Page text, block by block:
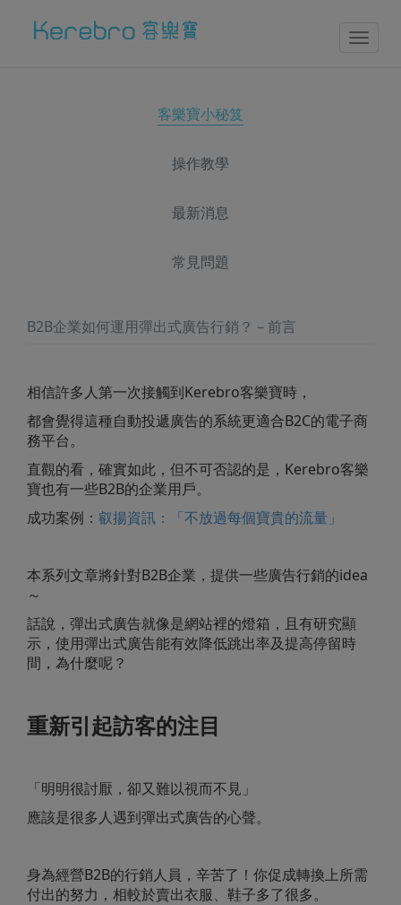
客樂寶小秘笈
操作教學
最新消息
常見問題
B2B企業如何運用彈出式廣告行銷？－前言
相信許多人第一次接觸到Kerebro客樂寶時，
都會覺得這種自動投遞廣告的系統更適合B2C的電子商
務平台。
直觀的看，確實如此，但不可否認的是，Kerebro客樂
寶也有一些B2B的企業用戶。
成功案例： 叡揚資訊：「不放過每個寶貴的流量」
本系列文章將針對B2B企業，提供一些廣告行銷的idea
～
話說，彈出式廣告就像是網站裡的燈箱，且有研究顯
示，使用彈出式廣告能有效降低跳出率及提高停留時
間，為什麼呢？
重新引起訪客的注目
「明明很討厭，卻又難以視而不見」
應該是很多人遇到彈出式廣告的心聲。
身為經營B2B的行銷人員，辛苦了！你促成轉換上所需
付出的努力，相較於賣出衣服、鞋子多了很多。